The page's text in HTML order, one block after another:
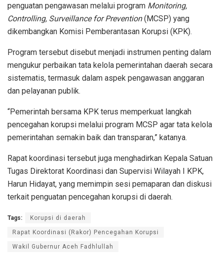
penguatan pengawasan melalui program Monitoring,
Controlling, Surveillance for Prevention(MCSP) yang
dikembangkan Komisi Pemberantasan Korupsi (KPK).
Program tersebut disebut menjadi instrumen penting dalam
mengukur perbaikan tata kelola pemerintahan daerah secara
sistematis, termasuk dalam aspek pengawasan anggaran
dan pelayanan publik.
“Pemerintah bersama KPK terus memperkuat langkah
pencegahan korupsi melalui program MCSP agar tata kelola
pemerintahan semakin baik dan transparan,” katanya.
Rapat koordinasi tersebut juga menghadirkan Kepala Satuan
Tugas Direktorat Koordinasi dan Supervisi Wilayah I KPK,
Harun Hidayat, yang memimpin sesi pemaparan dan diskusi
terkait penguatan pencegahan korupsi di daerah.
Tags: Korupsi di daerah
Rapat Koordinasi (Rakor) Pencegahan Korupsi
Wakil Gubernur Aceh Fadhlullah